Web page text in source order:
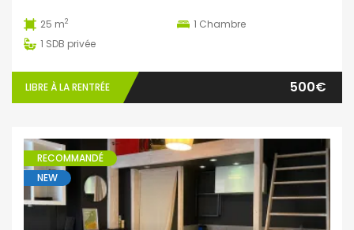
25 m2 1 Chambre
1 SDB privée
LIBRE À LA RENTRÉE 500€
RECOMMANDÉ
NEW